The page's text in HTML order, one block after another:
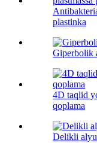
plastinka
Giperbolik
4D taqlid
qoplama
Delikli